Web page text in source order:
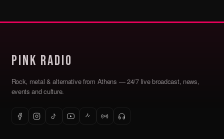
Pink Radio
Rock, metal & alternative from Athens — 24/7 live broadcast, news,
events and culture.